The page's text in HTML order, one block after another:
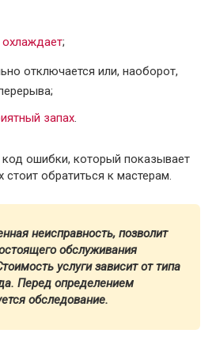
;
отключается или, наоборот,
запах
код ошибки, который показывает
стоит обратиться к мастерам.
неисправность, позволит
обслуживания
услуги зависит от типа
Перед определением
обследование.